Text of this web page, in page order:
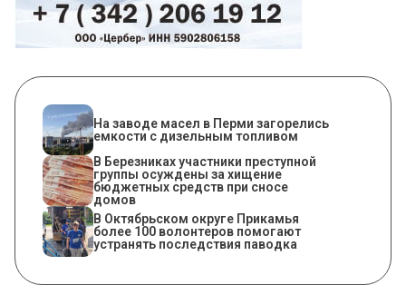
На заводе масел в Перми загорелись
емкости с дизельным топливом
В Березниках участники преступной
группы осуждены за хищение
бюджетных средств при сносе
домов
В Октябрьском округе Прикамья
более 100 волонтеров помогают
устранять последствия паводка